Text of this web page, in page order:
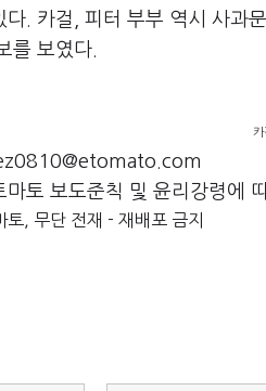
다.
카걸
피터 부부 역시 사과
를 보였다
카
마토 보도준칙 및 윤리강령에
, 무단 전재 - 재배포 금지